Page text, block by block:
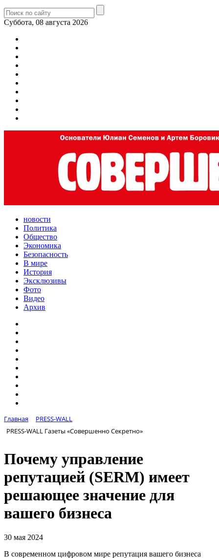
Суббота, 08 августа 2026
новости
Политика
Общество
Экономика
Безопасность
В мире
История
Эксклюзивы
Фото
Видео
Архив
Главная
PRESS-WALL
PRESS-WALL Газеты «Совершенно Секретно»
Почему управление
репутацией (SERM) имеет
решающее значение для
вашего бизнеса
30 мая 2024
В современном цифровом мире репутация вашего бизнеса